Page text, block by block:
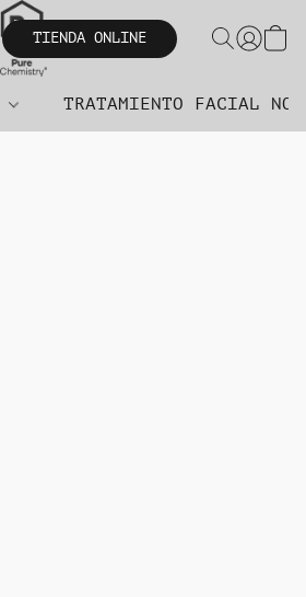
TIENDA ONLINE
TRATAMIENTO FACIAL